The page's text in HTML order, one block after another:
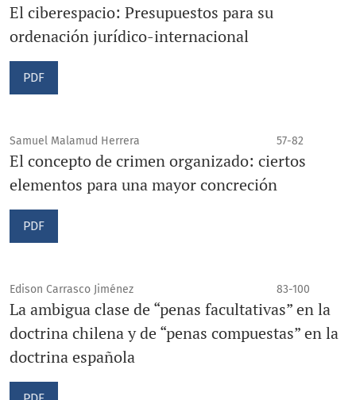
El ciberespacio: Presupuestos para su
ordenación jurídico-internacional
PDF
Samuel Malamud Herrera 57-82
El concepto de crimen organizado: ciertos
elementos para una mayor concreción
PDF
Edison Carrasco Jiménez 83-100
La ambigua clase de “penas facultativas” en la
doctrina chilena y de “penas compuestas” en la
doctrina española